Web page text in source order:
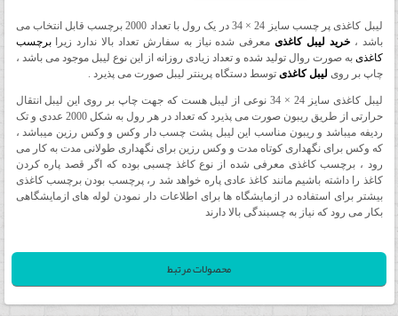
لیبل کاغذی پر چسب سایز 24 × 34 در یک رول با تعداد 2000 برچسب قابل انتخاب می
باشد ،خرید لیبل کاغذیمعرفی شده نیاز به سفارش تعداد بالا ندارد زیرابرچسب
کاغذی به صورت روال تولید شده و تعداد زیادی روزانه از این نوع لیبل موجود می باشد ،
چاپ بر روی لیبل کاغذی توسط دستگاه پرینتر لیبل صورت می پذیرد .
لیبل کاغذی سایز 24 × 34 نوعی از لیبل هست که جهت چاپ بر روی این لیبل انتقال
حرارتی از طریق ریبون صورت می پذیرد که تعداد در هر رول به شکل 2000 عددی و تک
ردیفه میباشد و ریبون مناسب این لیبل پشت چسب دار وکس و وکس رزین میباشد ،
که وکس برای نگهداری کوتاه مدت و وکس رزین برای نگهداری طولانی مدت به کار می
رود ، برچسب کاغذی معرفی شده از نوع کاغذ چسبی بوده که اگر قصد پاره کردن
کاغذ را داشته باشیم مانند کاغذ عادی پاره خواهد شد ر، پرچسب بودن برچسب کاغذی
بیشتر برای استفاده در ازمایشگاه ها برای اطلاعات دار نمودن لوله های ازمایشگاهی
بکار می رود که نیاز به چسبندگی بالا دارند
محصولات مرتبط